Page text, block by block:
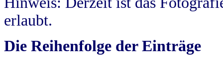
erlaubt.
Die Reihenfolge der Einträge